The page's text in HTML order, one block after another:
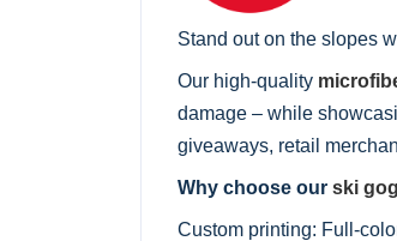
Stand out on the slopes
Our high-quality
damage – while
giveaways, retail
Why choose our ski
Custom printing: Full-